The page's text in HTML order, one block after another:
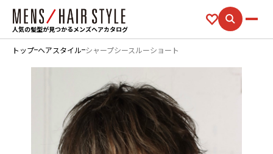
人気の髪型が見つかるメンズヘアカタログ
トップ ヘアスタイル シャープシースルーショート